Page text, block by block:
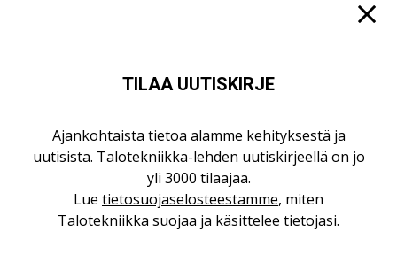
saman katon alle”
Kolumni: Ilmastonmuutos muuttaa
rakennusten korjaustarpeita
LEHDEN ARTIKKELIT,TILAAJILLE
Bravida sai LVI-urakoita koulujen
TILAA UUTISKIRJE
Ajankohtaista tietoa alamme kehityksestä ja
uutisista. Talotekniikka-lehden uutiskirjeellä on jo
yli 3000 tilaajaa.
Lue tietosuojaselosteestamme, miten
Talotekniikka suojaa ja käsittelee tietojasi.